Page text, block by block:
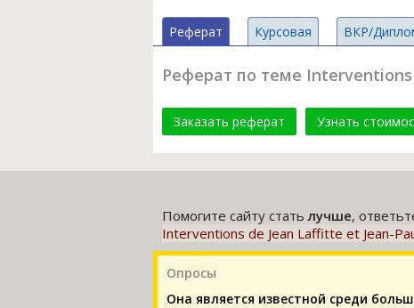
Реферат Курсовая ВКР/
Реферат по теме
Заказать реферат Узнать
Помогите сайту статьлучше,
Interventions de Jean Laffitte et Jean-
Опросы
Она является известной среди